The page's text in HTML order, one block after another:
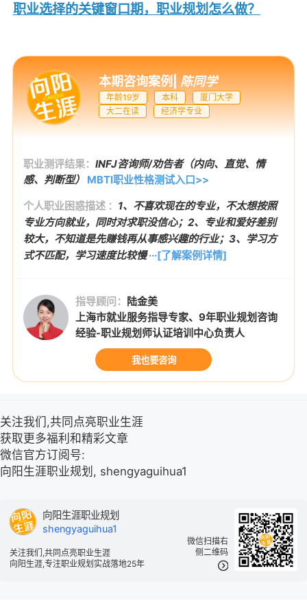
职业选择的关键窗口期，职业规划怎么做？
本期咨询案例 陈同学
年龄19岁 本科
厦门大学
大二在读
经济学专业
职业测评结果： INFJ咨询师/劝告者（内向、直觉、情
感、判断型）
MBTI职业性格测试入口>>
个人职业困惑描述 ： 1、不喜欢现在的专业，不太想按照
专业方向就业，同时对求职没信心；2、专业和爱好差别
较大，不知道是先赚钱再从事感兴趣的行业；3、学习方
式不匹配，学习速度比较慢 ···[了解案例详情]
指导顾问： 陆金美
上海市就业服务指导专家、9年职业规划咨询
经验-职业规划师认证培训中心负责人
我也要咨询
关注我们,共同点亮职业生涯
获取更多福利和精彩文章
微信官方订阅号:
向阳生涯职业规划, shengyaguihua1
微信扫描右
侧二维码
向阳生涯职业规划
shengyaguihua1
关注我们,共同点亮职业生涯
向阳生涯,专注职业规划实战落地25年